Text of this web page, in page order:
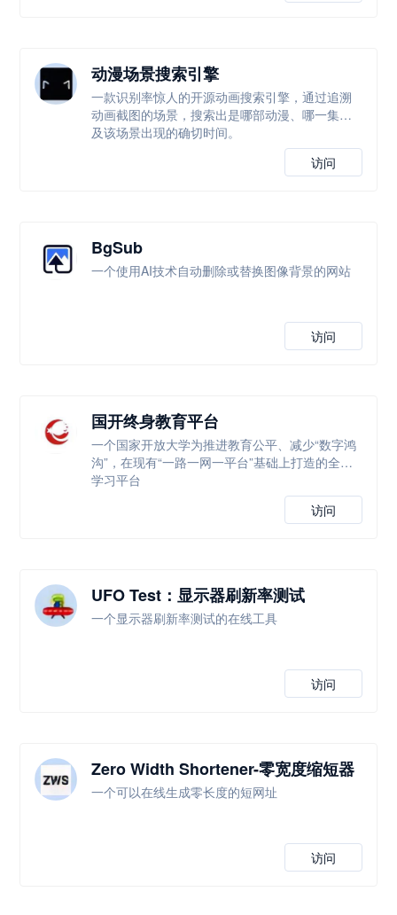
动漫场景搜索引擎
一款识别率惊人的开源动画搜索引擎，通过追溯
动画截图的场景，搜索出是哪部动漫、哪一集以
及该场景出现的确切时间。
访问
BgSub
一个使用AI技术自动删除或替换图像背景的网站
访问
国开终身教育平台
一个国家开放大学为推进教育公平、减少“数字鸿
沟”，在现有“一路一网一平台”基础上打造的全新
学习平台
访问
UFO Test：显示器刷新率测试
一个显示器刷新率测试的在线工具
访问
Zero Width Shortener-零宽度缩短器
一个可以在线生成零长度的短网址
访问